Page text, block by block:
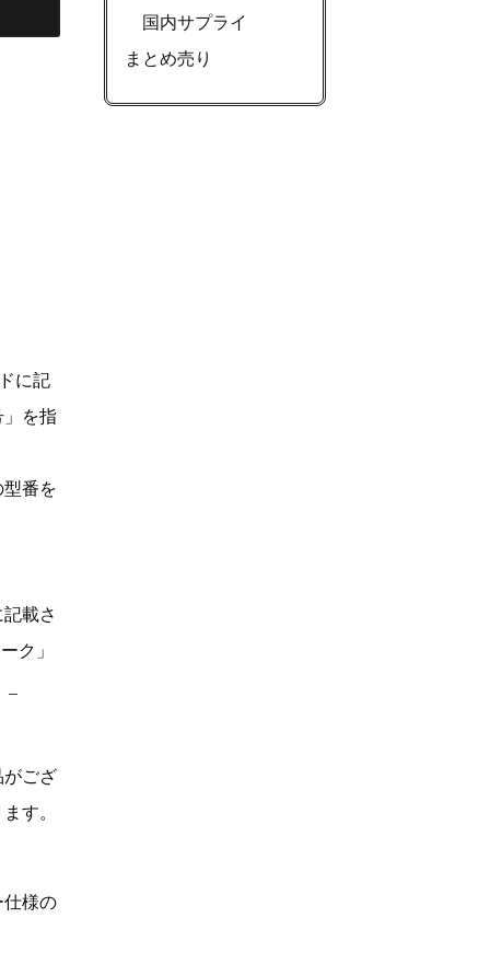
に記
」を指
番を
載さ
ク」
がござ
す。
仕様の
国内サプライ
まとめ売り